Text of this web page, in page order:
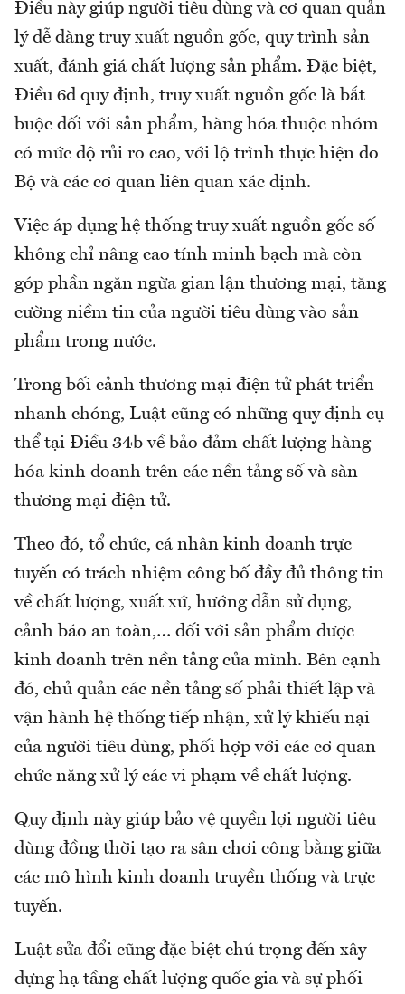
Điều này giúp người tiêu dùng và cơ quan quản
lý dễ dàng truy xuất nguồn gốc, quy trình sản
xuất, đánh giá chất lượng sản phẩm. Đặc biệt,
Điều 6d quy định, truy xuất nguồn gốc là bắt
buộc đối với sản phẩm, hàng hóa thuộc nhóm
có mức độ rủi ro cao, với lộ trình thực hiện do
Bộ và các cơ quan liên quan xác định.
Việc áp dụng hệ thống truy xuất nguồn gốc số
không chỉ nâng cao tính minh bạch mà còn
góp phần ngăn ngừa gian lận thương mại, tăng
cường niềm tin của người tiêu dùng vào sản
phẩm trong nước.
Trong bối cảnh thương mại điện tử phát triển
nhanh chóng, Luật cũng có những quy định cụ
thể tại Điều 34b về bảo đảm chất lượng hàng
hóa kinh doanh trên các nền tảng số và sàn
thương mại điện tử.
Theo đó, tổ chức, cá nhân kinh doanh trực
tuyến có trách nhiệm công bố đầy đủ thông tin
về chất lượng, xuất xứ, hướng dẫn sử dụng,
cảnh báo an toàn,… đối với sản phẩm được
kinh doanh trên nền tảng của mình. Bên cạnh
đó, chủ quản các nền tảng số phải thiết lập và
vận hành hệ thống tiếp nhận, xử lý khiếu nại
của người tiêu dùng, phối hợp với các cơ quan
chức năng xử lý các vi phạm về chất lượng.
Quy định này giúp bảo vệ quyền lợi người tiêu
dùng đồng thời tạo ra sân chơi công bằng giữa
các mô hình kinh doanh truyền thống và trực
tuyến.
Luật sửa đổi cũng đặc biệt chú trọng đến xây
dựng hạ tầng chất lượng quốc gia và sự phối